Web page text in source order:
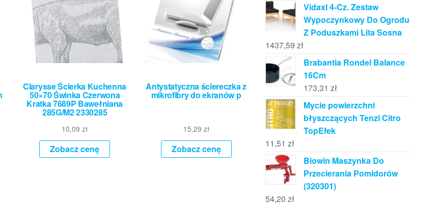
Clarysse Ścierka Kuchenna
50×70 Świnka Czerwona
Kratka 7689P Bawełniana
285G/M2 2330285
10,09zł
Zobacz cenę
Antystatyczna ściereczka z
mikrofibry do ekranów p
15,29 zł
Zobacz cenę
Vidaxl 4-Cz. Zestaw
Wypoczynkowy Do Ogrodu
Z Poduszkami Lita Sosna
1437,59 zł
Brabantia Rondel Balance
16Cm
173,31 zł
Mycie powierzchni
błyszczących Tenzi Citro
TopEfek
11,51 zł
Biowin Maszynka Do
Przecierania Pomidorów
(320301)
54,20 zł